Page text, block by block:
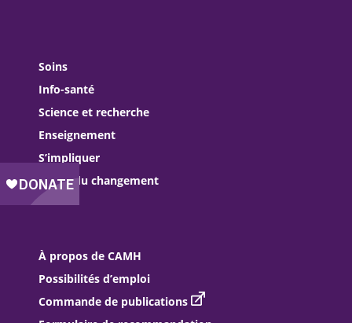
Soins
Info-santé
Science et recherche
Enseignement
S’impliquer
Agent du changement
À propos de CAMH
Possibilités d’emploi
Commande de publications